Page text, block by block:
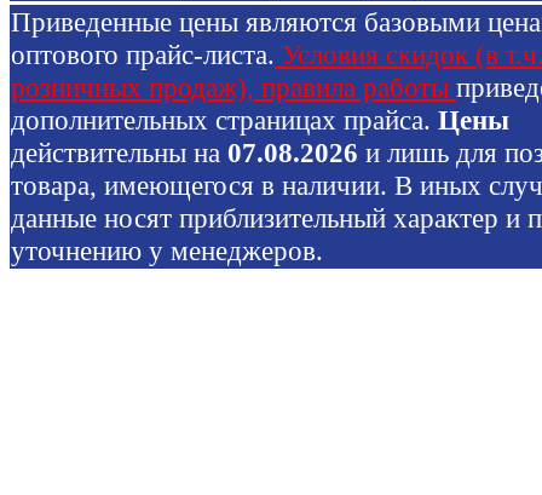
Приведенные цены являются базовыми
оптового прайс-листа. Условия скидок (в
розничных продаж), правила работы
дополнительных страницах прайса. Цены
действительны на 07.08.2026 и лишь для
товара, имеющегося в наличии. В иных
данные носят приблизительный характер и
уточнению у менеджеров.